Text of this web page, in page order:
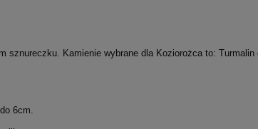
sznureczku. Kamienie wybrane dla Koziorożca to:
6cm.